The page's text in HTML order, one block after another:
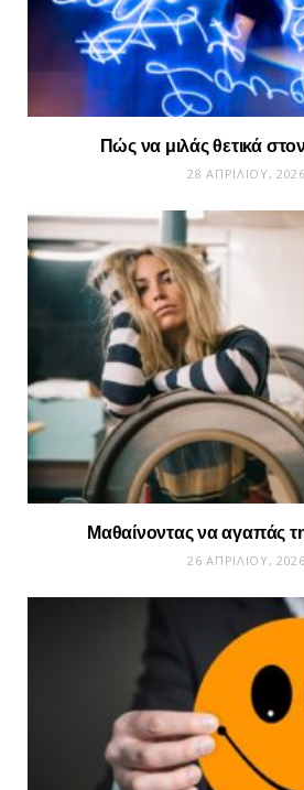
Πώς να μιλάς θετικά
28 ΑΠΡΙΛΊΟΥ, 2026
Μαθαίνοντας να αγαπάς
26 ΑΠΡΙΛΊΟΥ, 2026